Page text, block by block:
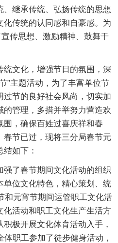
继承传统、弘扬传统的思想
化传统的认同感和自豪感。为
传思想、激励精神、鼓舞干
统文化，增强节日的氛围，深
”主题活动，为了丰富单位节
过节的良好社会风尚，切实加
管理，多措并举努力营造欢
围，确保百姓过喜庆祥和春
节已过，现将三分局春节元
如下：
强了春节期间文化活动的组织
单位文化特色，精心策划、统
和元宵节期间运管职工文化活
化活动和职工文化生产生活方
极开展文化体育活动入手，
职工参加了徒步健身活动，